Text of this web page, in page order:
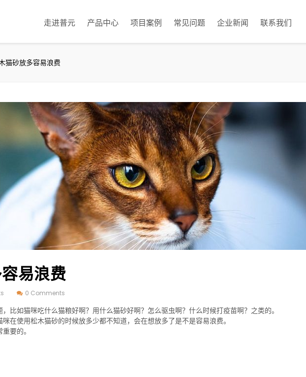
走进普元 产品中心 项目案例 常见问题 企业新闻 联系我们
猫砂放多容易浪费
易浪费
0 Comments
比如猫咪吃什么猫粮好啊？用什么猫砂好啊？怎么驱虫啊？什么时候打疫苗啊？之类的。
在使用松木猫砂的时候放多少都不知道，会在想放多了是不是容易浪费。
要的。